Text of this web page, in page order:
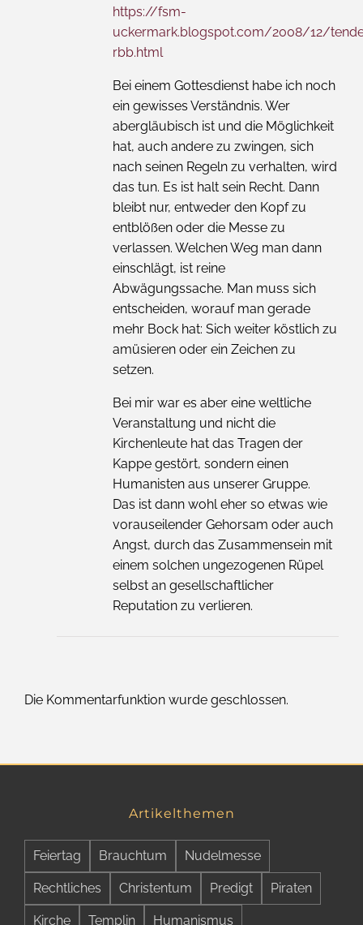
https://fsm-
uckermark.blogspot.com/2008/12/
rbb.html
Bei einem Gottesdienst habe ich noch
ein gewisses Verständnis. Wer
abergläubisch ist und die Möglichkeit
hat, auch andere zu zwingen, sich
nach seinen Regeln zu verhalten, wird
das tun. Es ist halt sein Recht. Dann
bleibt nur, entweder den Kopf zu
entblößen oder die Messe zu
verlassen. Welchen Weg man dann
einschlägt, ist reine
Abwägungssache. Man muss sich
entscheiden, worauf man gerade
mehr Bock hat: Sich weiter köstlich zu
amüsieren oder ein Zeichen zu
setzen.
Bei mir war es aber eine weltliche
Veranstaltung und nicht die
Kirchenleute hat das Tragen der
Kappe gestört, sondern einen
Humanisten aus unserer Gruppe.
Das ist dann wohl eher so etwas wie
vorauseilender Gehorsam oder auch
Angst, durch das Zusammensein mit
einem solchen ungezogenen Rüpel
selbst an gesellschaftlicher
Reputation zu verlieren.
Die Kommentarfunktion wurde geschlossen.
Artikelthemen
Feiertag Brauchtum Nudelmesse
Rechtliches Christentum Predigt Piraten
Kirche Templin Humanismus